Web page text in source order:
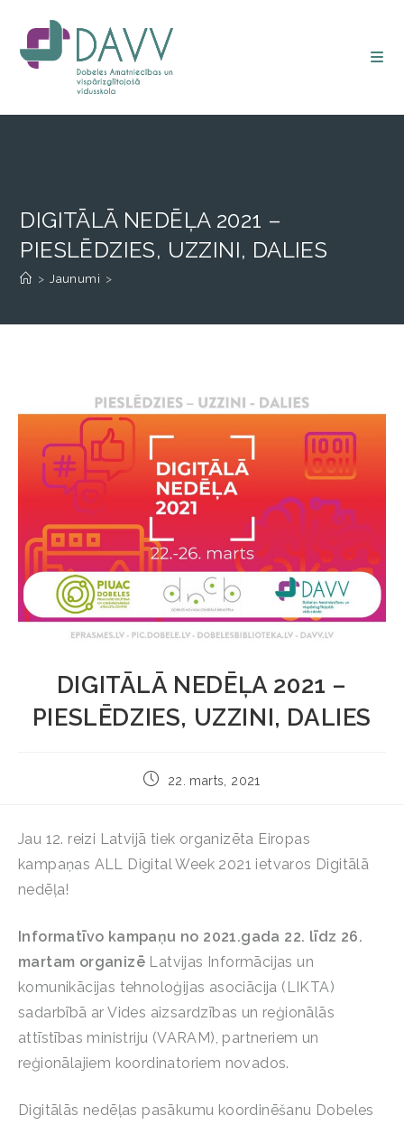
DIGITĀLĀ NEDĒĻA 2021 –
PIESLĒDZIES, UZZINI, DALIES
> Jaunumi >
DIGITĀLĀ NEDĒĻA 2021 –
PIESLĒDZIES, UZZINI, DALIES
22. marts, 2021
Jau 12. reizi Latvijā tiek organizēta Eiropas
kampaņas ALL Digital Week 2021 ietvaros Digitālā
nedēļa!
Informatīvo kampaņu no 2021.gada 22. līdz 26.
martam organizē Latvijas Informācijas un
komunikācijas tehnoloģijas asociācija (LIKTA)
sadarbībā ar Vides aizsardzības un reģionālās
attīstības ministriju (VARAM), partneriem un
reģionālajiem koordinatoriem novados.
Digitālās nedēļas pasākumu koordinēšanu Dobeles